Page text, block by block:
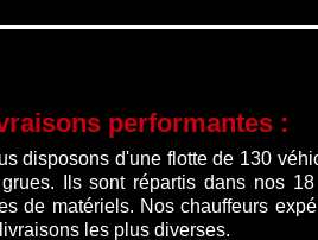
performantes :
disposons d'une flotte de 130
Ils sont répartis dans nos
de matériels. Nos chauffeurs
les plus diverses.